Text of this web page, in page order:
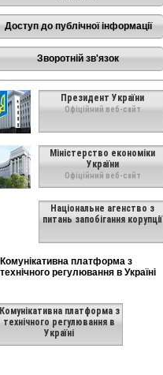
Доступ до публічної інформації
Зворотній зв'язок
Президент України
Офіційний веб-сайт
Міністерство економіки
України
Офіційний веб-сайт
Національне агенство з
питань запобігання корупції
Комунікативна платформа з
технічного регулювання в
Україні